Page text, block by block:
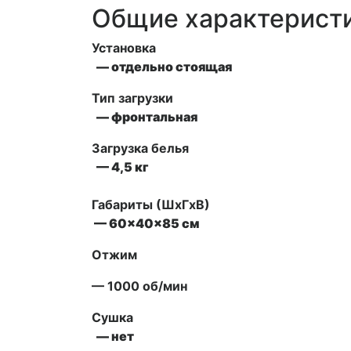
Общие
Установка
— отдельно стоящая
Тип загрузки
— фронтальная
Загрузка белья
— 4,5 кг
Габариты (ШxГxВ)
— 60x40x85 см
Отжим
— 1000 об/мин
Сушка
— нет